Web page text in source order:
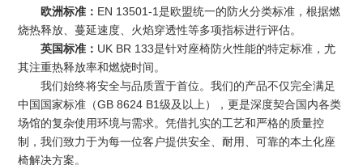
欧洲标准： EN 13501-1是欧盟统一的防火分类标准，根据燃
烧热释放、蔓延速度、火焰穿透性等多项指标进行评估。
英国标准： UK BR 133是针对座椅防火性能的特定标准，尤
其注重热释放率和燃烧时间。
我们始终将安全与品质置于首位。我们的产品不仅完全满足
中国国家标准（GB 8624 B1级及以上），更是深度契合国内各类
场馆的复杂使用环境与需求。凭借扎实的工艺和严格的质量控
制，我们致力于为每一位客户提供安全、耐用、可靠的本土化座
椅解决方案。